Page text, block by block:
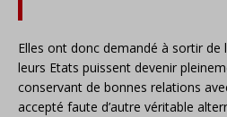
Elles ont donc demandé à sortir
leurs Etats puissent devenir
conservant de bonnes relations
accepté faute d’autre véritable